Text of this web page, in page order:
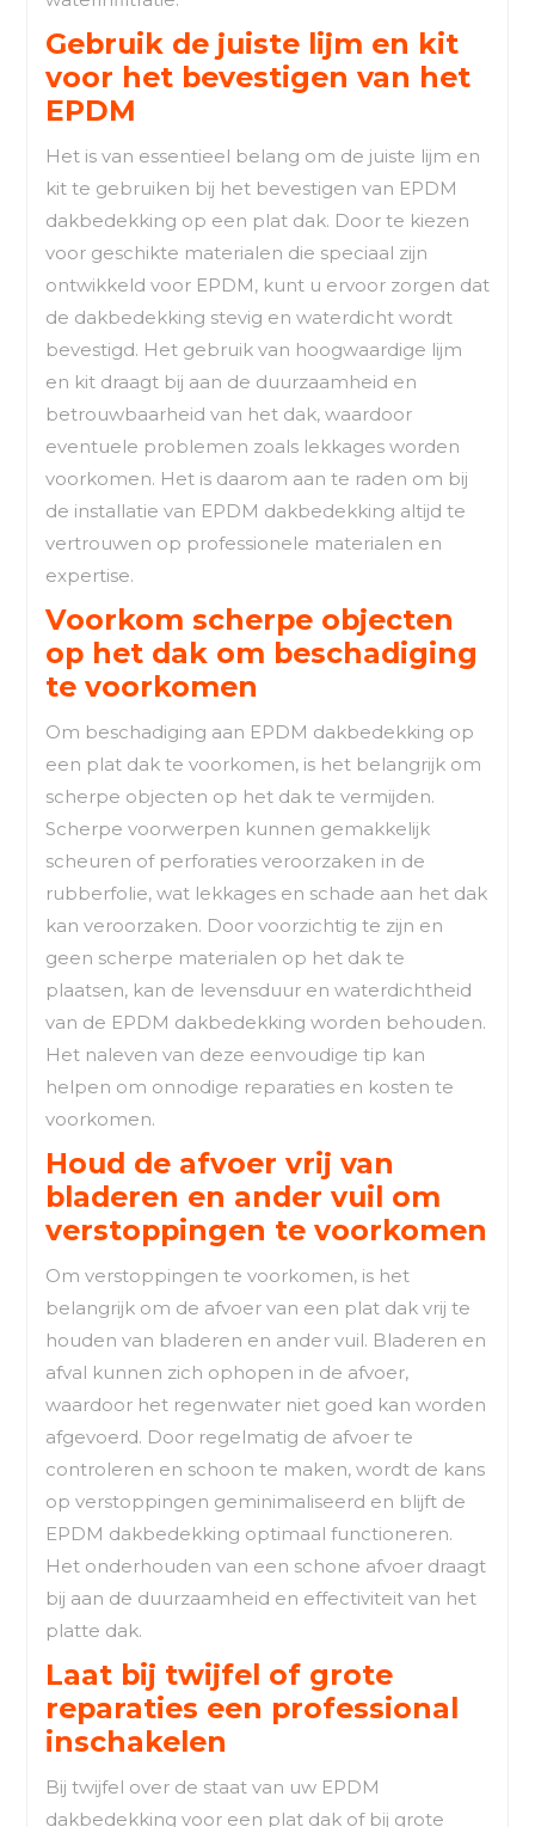
Gebruik de juiste lijm en kit
voor het bevestigen van het
EPDM
Het is van essentieel belang om de juiste lijm en
kit te gebruiken bij het bevestigen van EPDM
dakbedekking op een plat dak. Door te kiezen
voor geschikte materialen die speciaal zijn
ontwikkeld voor EPDM, kunt u ervoor zorgen dat
de dakbedekking stevig en waterdicht wordt
bevestigd. Het gebruik van hoogwaardige lijm
en kit draagt bij aan de duurzaamheid en
betrouwbaarheid van het dak, waardoor
eventuele problemen zoals lekkages worden
voorkomen. Het is daarom aan te raden om bij
de installatie van EPDM dakbedekking altijd te
vertrouwen op professionele materialen en
expertise.
Voorkom scherpe objecten
op het dak om beschadiging
te voorkomen
Om beschadiging aan EPDM dakbedekking op
een plat dak te voorkomen, is het belangrijk om
scherpe objecten op het dak te vermijden.
Scherpe voorwerpen kunnen gemakkelijk
scheuren of perforaties veroorzaken in de
rubberfolie, wat lekkages en schade aan het dak
kan veroorzaken. Door voorzichtig te zijn en
geen scherpe materialen op het dak te
plaatsen, kan de levensduur en waterdichtheid
van de EPDM dakbedekking worden behouden.
Het naleven van deze eenvoudige tip kan
helpen om onnodige reparaties en kosten te
voorkomen.
Houd de afvoer vrij van
bladeren en ander vuil om
verstoppingen te voorkomen
Om verstoppingen te voorkomen, is het
belangrijk om de afvoer van een plat dak vrij te
houden van bladeren en ander vuil. Bladeren en
afval kunnen zich ophopen in de afvoer,
waardoor het regenwater niet goed kan worden
afgevoerd. Door regelmatig de afvoer te
controleren en schoon te maken, wordt de kans
op verstoppingen geminimaliseerd en blijft de
EPDM dakbedekking optimaal functioneren.
Het onderhouden van een schone afvoer draagt
bij aan de duurzaamheid en effectiviteit van het
platte dak.
Laat bij twijfel of grote
reparaties een professional
inschakelen
Bij twijfel over de staat van uw EPDM
dakbedekking voor een plat dak of bij grote